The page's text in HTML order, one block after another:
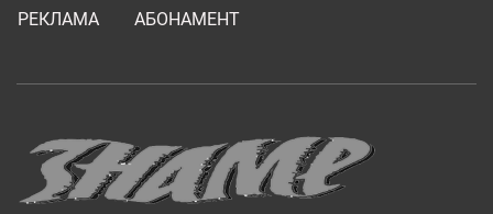
РЕКЛАМА
АБОНАМЕНТ